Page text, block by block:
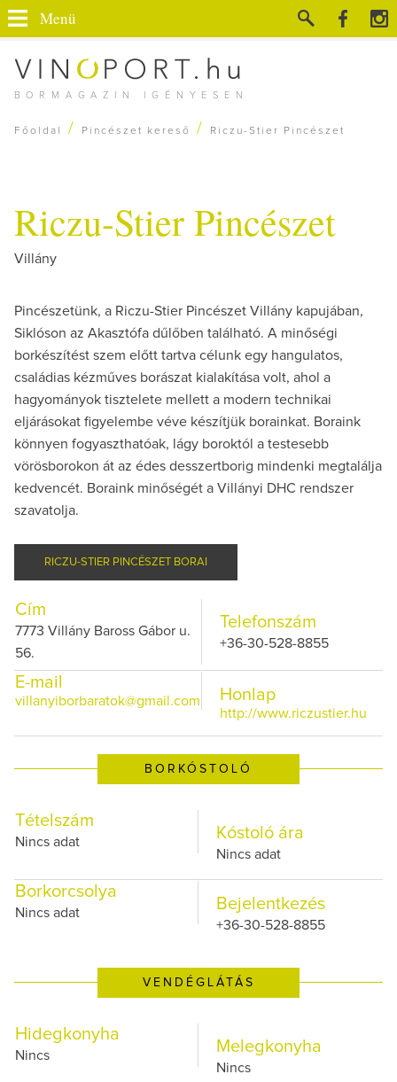
BORMAGAZIN IGÉNYESEN
Menü
Főoldal / Pincészet kereső / Riczu-Stier Pincészet
Riczu-Stier Pincészet
Villány
Pincészetünk, a Riczu-Stier Pincészet Villány kapujában,
Siklóson az Akasztófa dűlőben található. A minőségi
borkészítést szem előtt tartva célunk egy hangulatos,
családias kézműves borászat kialakítása volt, ahol a
hagyományok tisztelete mellett a modern technikai
eljárásokat figyelembe véve készítjük borainkat. Boraink
könnyen fogyaszthatóak, lágy boroktól a testesebb
vörösborokon át az édes desszertborig mindenki megtalálja
kedvencét. Boraink minőségét a Villányi DHC rendszer
szavatolja.
RICZU-STIER PINCÉSZET BORAI
Cím
7773 Villány Baross Gábor u.
56.
Telefonszám
+36-30-528-8855
E-mail
villanyiborbaratok@gmail.com Honlap
http://www.riczustier.hu
BORKÓSTOLÓ
Tételszám
Nincs adat Kóstoló ára
Nincs adat
Borkorcsolya
Nincs adat Bejelentkezés
+36-30-528-8855
VENDÉGLÁTÁS
Hidegkonyha
Nincs Melegkonyha
Nincs